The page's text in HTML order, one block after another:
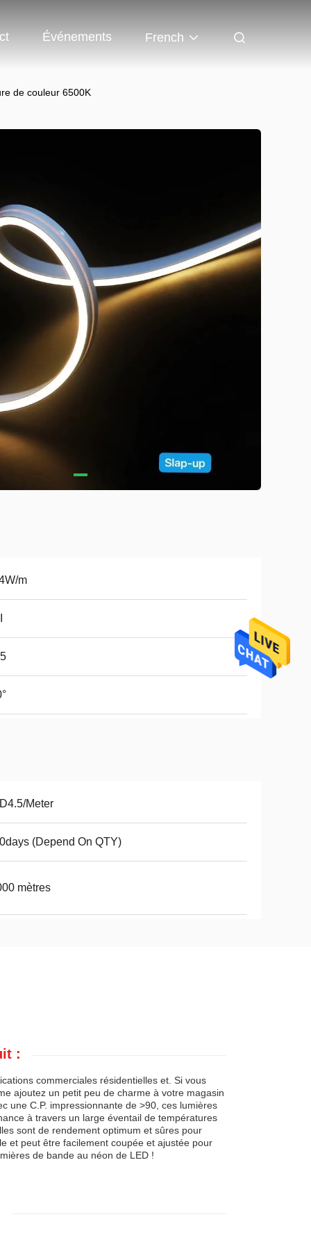
Événements French
de couleur 6500K
m
Meter
(Depend On QTY)
mètres
:
commerciales résidentielles et. Si vous
ajoutez un petit peu de charme à votre magasin
une C.P. impressionnante de >90, ces lumières
à travers un large éventail de températures
sont de rendement optimum et sûres pour
et peut être facilement coupée et ajustée pour
de bande au néon de LED !